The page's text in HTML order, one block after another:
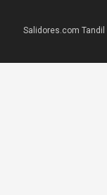
Salidores.com